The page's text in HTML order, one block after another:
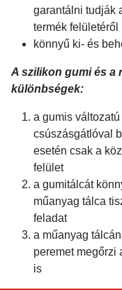
garantálni tudják
termék felületéről
könnyű ki- és
A szilikon gumi és a
különbségek:
a gumis
csúszásgátlóval
esetén csak a
felület
a gumitálcát
műanyag tálca
feladat
a műanyag
peremet megőrzi
is